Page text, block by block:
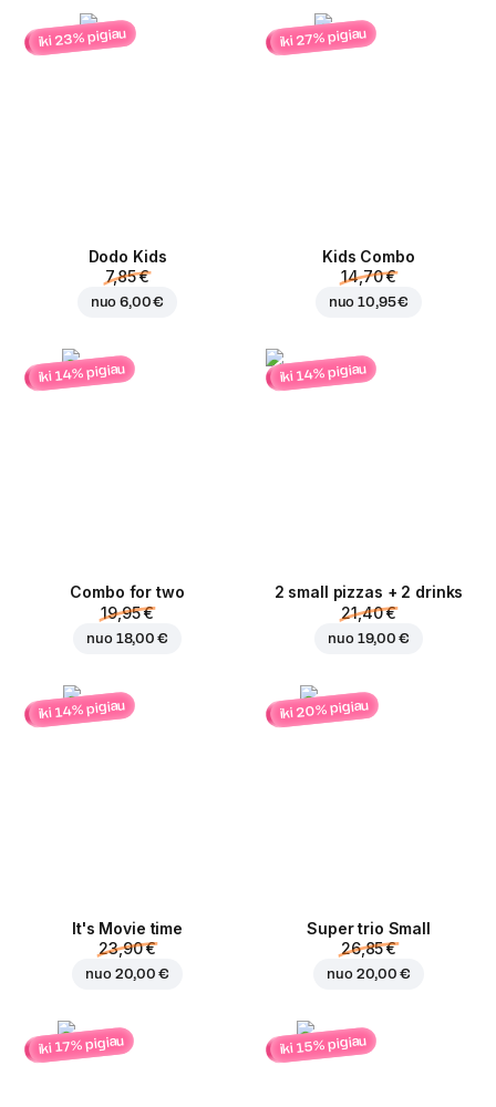
iki 23% pigiau
Dodo Kids
7,85 €
nuo6,00 €
iki 27% pigiau
Kids Combo
14,70 €
nuo10,95 €
iki 14% pigiau
Combo for two
19,95 €
nuo 18,00 €
iki 14% pigiau
2 small pizzas + 2 drinks
21,40 €
nuo 19,00 €
iki 14% pigiau
It's Movie time
23,90 €
nuo 20,00 €
iki 20% pigiau
Super trio Small
26,85 €
nuo 20,00 €
iki 17% pigiau iki 15% pigiau